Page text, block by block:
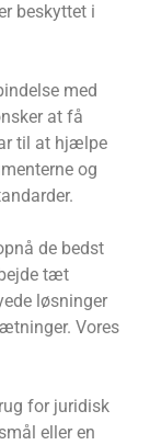
beskyttet i
med
at få
til at hjælpe
og
de bedst
tæt
løsninger
Vores
for juridisk
eller en